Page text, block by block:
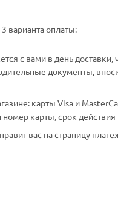
варианта оплаты:
с вами в день доставки,
документы,
карты Visa и
карты, срок действия
вас на страницу